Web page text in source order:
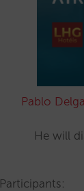
Pablo
He will
Participants: